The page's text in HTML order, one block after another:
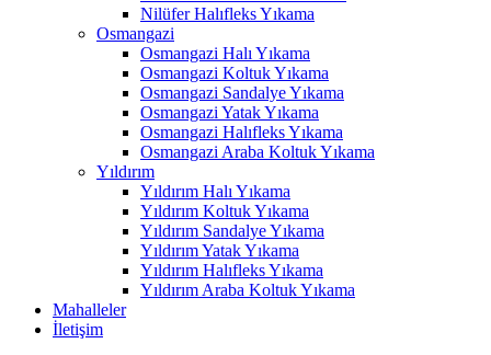
panel
panel
Nilüfer Halıfleks Yıkama
Osmangazi
Osmangazi Halı Yıkama
Osmangazi Koltuk Yıkama
Osmangazi Sandalye Yıkama
Osmangazi Yatak Yıkama
Osmangazi Halıfleks Yıkama
Osmangazi Araba Koltuk Yıkama
Yıldırım
Yıldırım Halı Yıkama
Yıldırım Koltuk Yıkama
Yıldırım Sandalye Yıkama
Yıldırım Yatak Yıkama
Yıldırım Halıfleks Yıkama
Yıldırım Araba Koltuk Yıkama
Mahalleler
İletişim